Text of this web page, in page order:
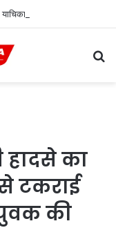
खारिज
का
टकराई
युवक की